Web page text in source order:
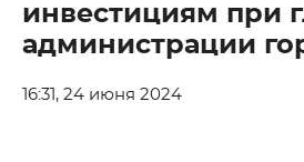
инвестициям при
администрации
16:31, 24 июня 2024